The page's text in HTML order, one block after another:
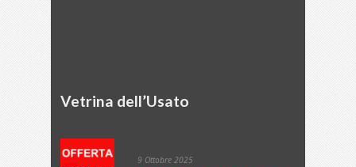
Vetrina dell’Usato
9 Ottobre 2025